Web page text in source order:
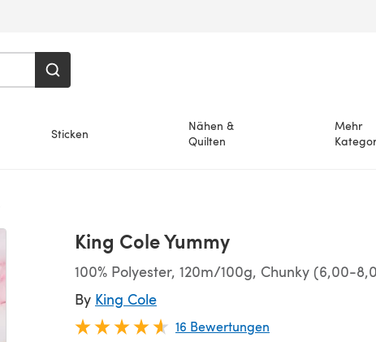
Sticken
Nähen &
Quilten
Mehr
King Cole Yummy
100% Polyester, 120m/100g, Chunky (6,00-
By King Cole
16 Bewertungen